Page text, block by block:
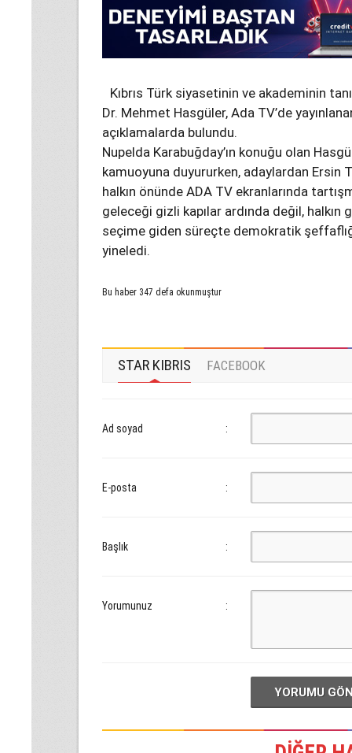
Kıbrıs Türk siyasetinin ve akademinin
Dr. Mehmet Hasgüler, Ada TV’de
açıklamalarda bulundu.
Nupelda Karabuğday’ın konuğu olan
kamuoyuna duyururken, adaylardan Ersin
halkın önünde ADA TV ekranlarında
geleceği gizli kapılar ardında değil, halkın
seçime giden süreçte demokratik
yineledi.
Bu haber 347 defa okunmuştur
STAR KIBRIS FACEBOOK
Ad soyad :
E-posta :
Başlık :
Yorumunuz :
YORUMU